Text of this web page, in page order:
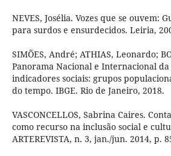
NEVES, Josélia. Vozes que se ouvem:
para surdos e ensurdecidos. Leiria,
SIMÕES, André; ATHIAS, Leonardo;
Panorama Nacional e Internacional da
indicadores sociais: grupos
do tempo. IBGE. Rio de Janeiro, 2018.
VASCONCELLOS, Sabrina Caires.
como recurso na inclusão social e
ARTEREVISTA, n. 3, jan./jun. 2014, p.